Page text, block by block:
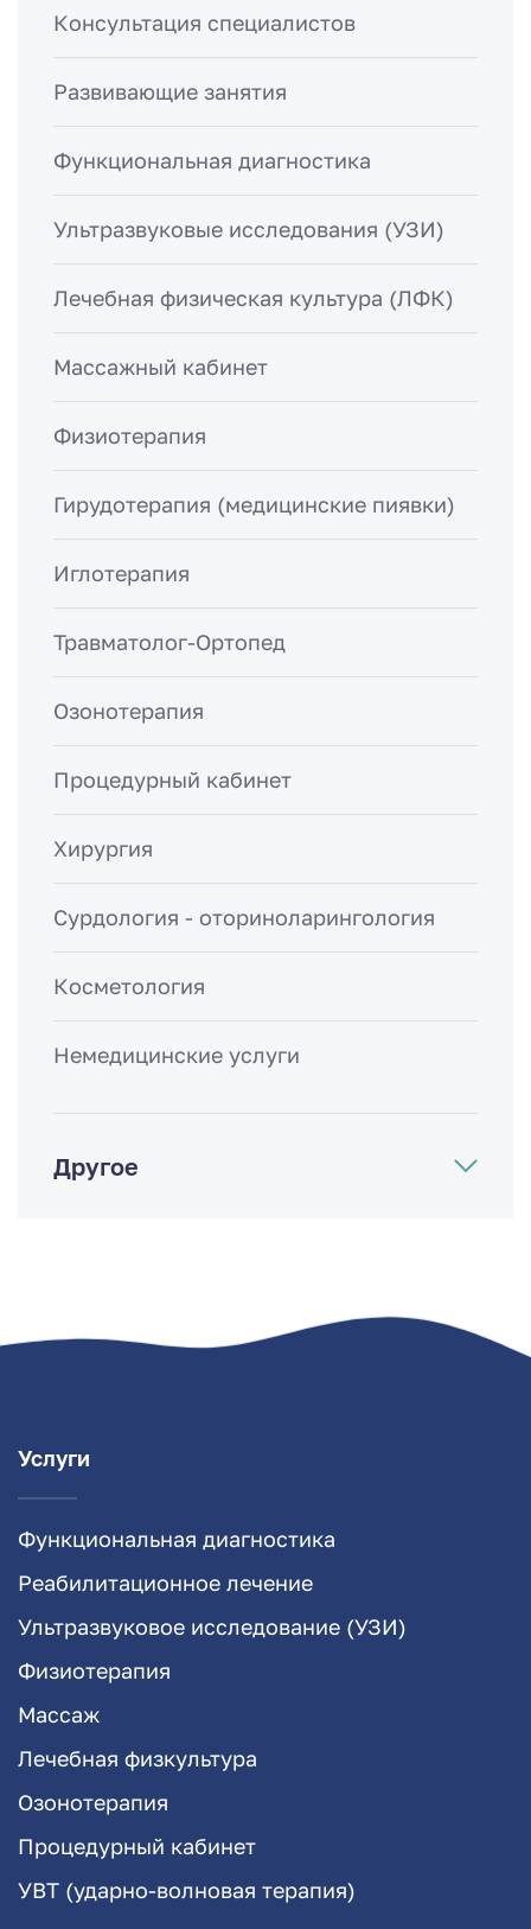
Консультация специалистов
Развивающие занятия
Функциональная диагностика
Ультразвуковые исследования (УЗИ)
Лечебная физическая культура (ЛФК)
Массажный кабинет
Физиотерапия
Гирудотерапия (медицинские пиявки)
Иглотерапия
Травматолог-Ортопед
Озонотерапия
Процедурный кабинет
Хирургия
Сурдология - оториноларингология
Косметология
Немедицинские услуги
Другое
Услуги
Функциональная диагностика
Реабилитационное лечение
Ультразвуковое исследование (УЗИ)
Физиотерапия
Массаж
Лечебная физкультура
Озонотерапия
Процедурный кабинет
УВТ (ударно-волновая терапия)